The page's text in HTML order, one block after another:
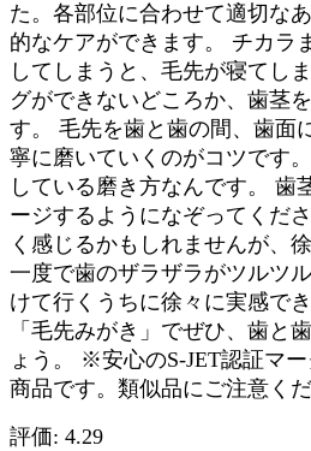
た。各部位に合わせて適切な
的なケアができます。 チカラ
してしまうと、毛先が寝てし
グができないどころか、歯茎
す。 毛先を歯と歯の間、歯面
寧に磨いていくのがコツです
している磨き方なんです。 歯
ージするようになぞってくだ
く感じるかもしれませんが、
一度で歯のザラザラがツルツ
けて行くうちに徐々に実感で
「毛先みがき」でぜひ、歯と
ょう。 ※安心のS-JET認証マ
商品です。類似品にご注意くだ
評価: 4.29